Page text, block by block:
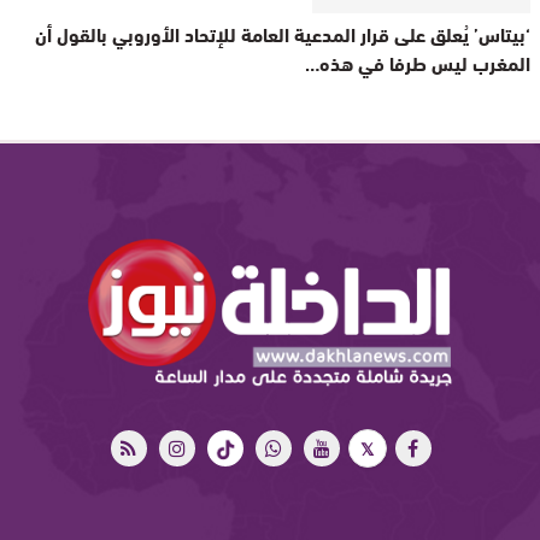
‘بيتاس’ يُعلق على قرار المدعية العامة للإتحاد الأوروبي بالقول أن
المغرب ليس طرفا في هذه…